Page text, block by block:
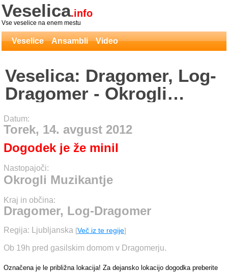
Veselica.info
Vse veselice na enem mestu
Veselice Ansambli Video
Veselica: Dragomer, Log-
Dragomer - Okrogli
Muzikantje
Datum:
Torek, 14. avgust 2012
Dogodek je že minil
Nastopajoči:
Okrogli Muzikantje
Kraj in občina:
Dragomer, Log-Dragomer
Regija: Ljubljanska [Več iz te regije]
Ob 19h pred gasilskim domom v Dragomerju.
Označena je le približna lokacija! Za dejansko lokacijo dogodka preberite